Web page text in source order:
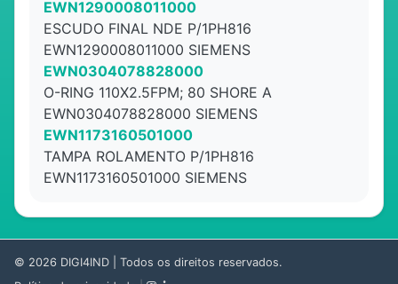
EWN1290008011000
ESCUDO FINAL NDE P/1PH816
EWN1290008011000 SIEMENS
EWN0304078828000
O-RING 110X2.5FPM; 80 SHORE A
EWN0304078828000 SIEMENS
EWN1173160501000
TAMPA ROLAMENTO P/1PH816
EWN1173160501000 SIEMENS
© 2026 DIGI4IND | Todos os direitos reservados.